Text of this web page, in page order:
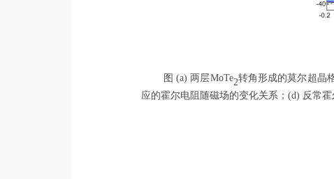
图 (a) 两层MoTe2转角形成的莫尔超晶
应的霍尔电阻随磁场的变化关系； (d) 反常